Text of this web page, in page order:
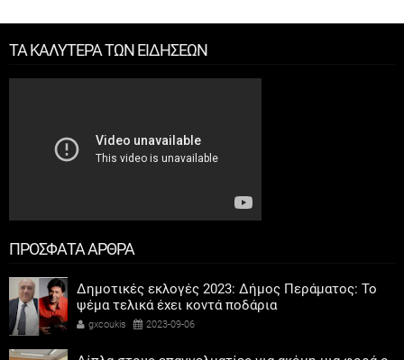
ΤΑ ΚΑΛΥΤΕΡΑ ΤΩΝ ΕΙΔΗΣΕΩΝ
ΠΡΟΣΦΑΤΑ ΑΡΘΡΑ
Δημοτικές εκλογές 2023: Δήμος Περάματος: Το
ψέμα τελικά έχει κοντά ποδάρια
gxcoukis 2023-09-06